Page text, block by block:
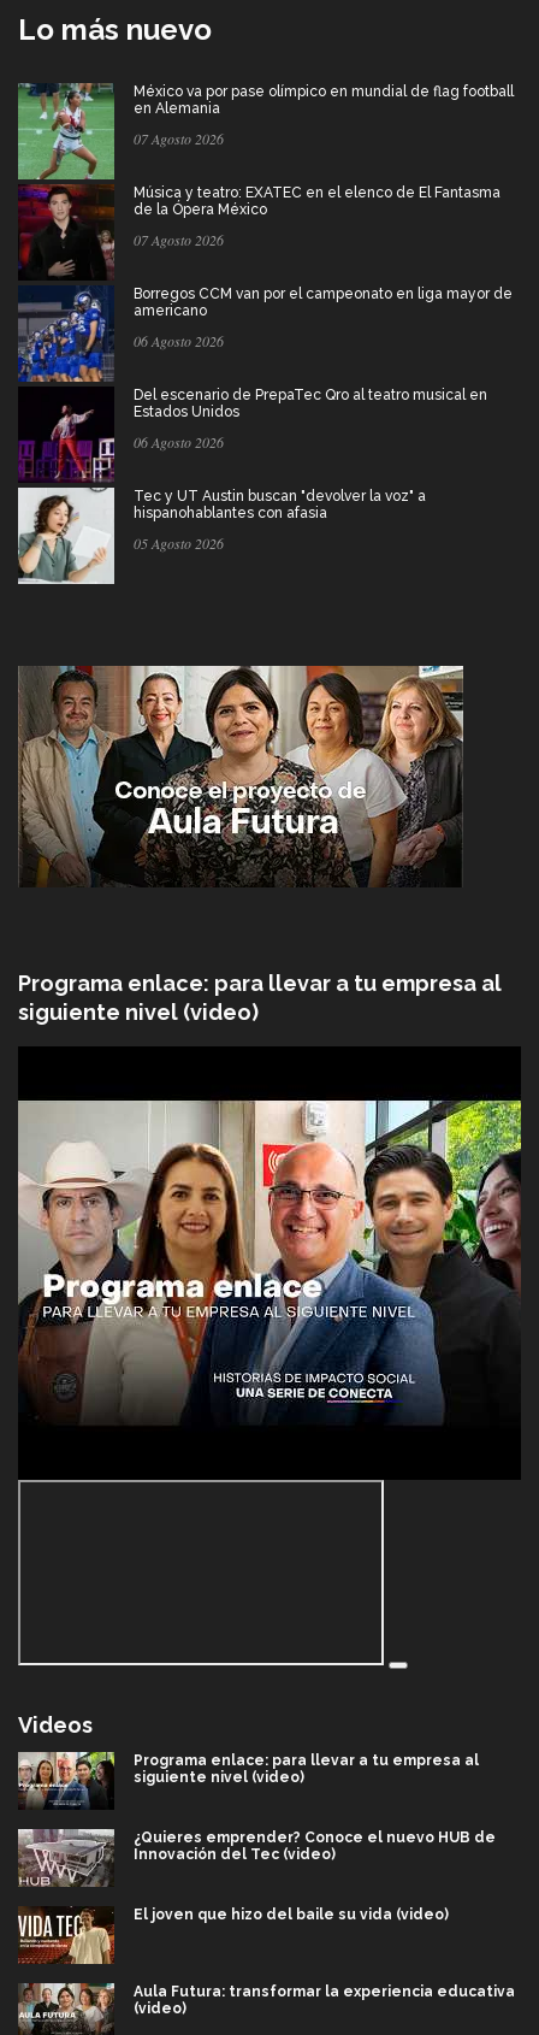
Lo más nuevo
México va por pase olímpico en mundial de flag football
en Alemania
07 Agosto 2026
Música y teatro: EXATEC en el elenco de El Fantasma
de la Ópera México
07 Agosto 2026
Borregos CCM van por el campeonato en liga mayor de
americano
06 Agosto 2026
Del escenario de PrepaTec Qro al teatro musical en
Estados Unidos
06 Agosto 2026
Tec y UT Austin buscan "devolver la voz" a
hispanohablantes con afasia
05 Agosto 2026
Programa enlace: para llevar a tu empresa al
siguiente nivel (video)
Videos
Programa enlace: para llevar a tu empresa al
siguiente nivel (video)
¿Quieres emprender? Conoce el nuevo HUB de
Innovación del Tec (video)
El joven que hizo del baile su vida (video)
Aula Futura: transformar la experiencia educativa
(video)